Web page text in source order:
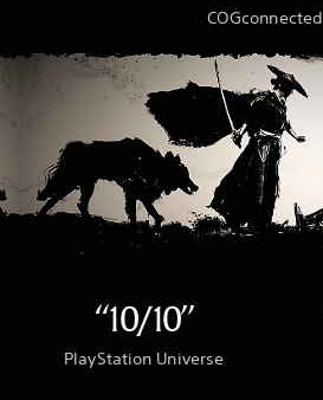
COGconnected
“10/10”
PlayStation Universe